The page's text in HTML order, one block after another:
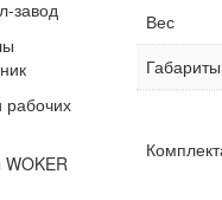
завод
рабочих
Вес
Габариты